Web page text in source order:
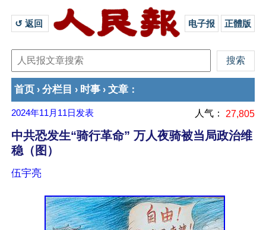
↺ 返回 电子报 正體版
首页 › 分栏目 › 时事 › 文章 ：
2024年11月11日 发表 人气： 27,805
中共恐发生“骑行革命” 万人夜骑被当局政治维
稳（图）
伍宇亮